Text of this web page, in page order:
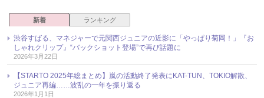
新着 ランキング
渋谷すばる、マネジャーで元関西ジュニアの近影に「やっぱり菊岡！」『お
しゃれクリップ』“バックショット登場”で再び話題に
2026年3月22日
【STARTO 2025年総まとめ】嵐の活動終了発表にKAT-TUN、TOKIO解散、
ジュニア再編……波乱の一年を振り返る
2026年1月1日